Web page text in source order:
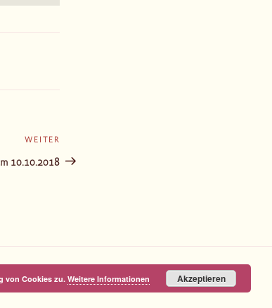
Beitrag
WEITER
10.10.2018
von Cookies zu.Weitere Informationen Akzeptieren